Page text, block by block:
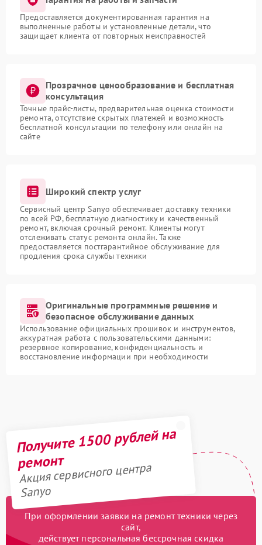
Предоставляется документированная гарантия на
выполненные работы и установленные детали, что
защищает клиента от повторных неисправностей
Прозрачное ценообразование и бесплатная
консультация
Точные прайс-листы, предварительная оценка стоимости
ремонта, отсутствие скрытых платежей и возможность
бесплатной консультации по телефону или онлайн на
сайте
Широкий спектр услуг
Сервисный центр Sanyo обеспечивает доставку техники
по всей РФ, бесплатную диагностику и качественный
ремонт, включая срочный ремонт. Клиенты могут
отслеживать статус ремонта онлайн. Также
предоставляется постгарантийное обслуживание для
продления срока службы техники
Оригинальные программные решение и
безопасное обслуживание данных
Использование официальных прошивок и инструментов,
аккуратная работа с пользовательскими данными:
резервное копирование, конфиденциальность и
восстановление информации при необходимости
Получите 1500 рублей на
ремонт
Акция сервисного центра
Sanyo
При оформлении заявки на ремонт техники через
сайт,
действует персональная бессрочная скидка